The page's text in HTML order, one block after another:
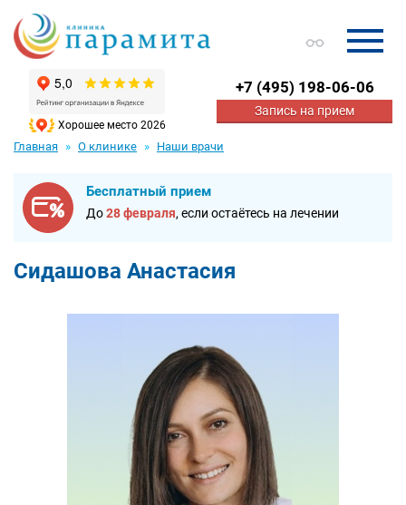
Хорошее место 2026
+7 (495) 198-06-06
Запись на прием
Главная О клинике Наши врачи
Бесплатный прием
До28 февраля, если остаётесь на лечении
Сидашова Анастасия